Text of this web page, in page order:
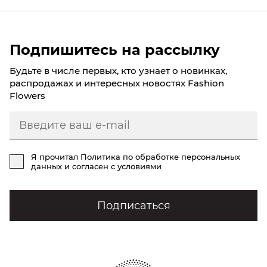
обратите внимание на компактные композиции с
особенного вечера.
авторские букеты;
25 роз;
букеты в коробке
Такие композиции позволяют создать яркий
эмоциональный эффект и сделать романтическое
свидание еще более запоминающимся.
МИНИ-БУКЕТЫ
Для первого свидания многие предпочитают
небольшие композиции. Они выглядят аккуратно,
Подпишитесь на рассылку
Будьте в числе первых, кто узнает о новинках,
распродажах и интересных новостях Fashion
Flowers
Я прочитал Политика по обработке персональных
данных и согласен с условиями
Подписаться